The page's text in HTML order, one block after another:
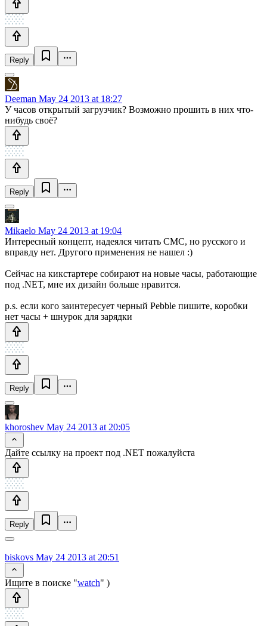
Reply
Deeman May 24 2013 at 18:27
У часов открытый загрузчик? Возможно прошить в них что-
нибудь своё?
Reply
Mikaelo May 24 2013 at 19:04
Интересный концепт, надеялся читать СМС, но русского и
вправду нет. Другого применения не нашел :)
Сейчас на кикстартере собирают на новые часы, работающие
под .NET, мне их дизайн больше нравится.
p.s. если кого заинтересует черный Pebble пишите, коробки
нет часы + шнурок для зарядки
Reply
khoroshev May 24 2013 at 20:05
Дайте ссылку на проект под .NET пожалуйста
Reply
biskovs May 24 2013 at 20:51
Ищите в поиске "watch" )